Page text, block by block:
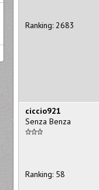
Ranking: 2683
ciccio921
Senza Benza
Ranking: 58